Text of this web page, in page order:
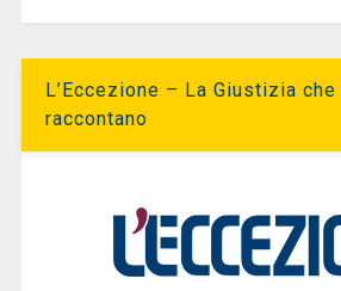
L’Eccezione – La Giustizia che
raccontano